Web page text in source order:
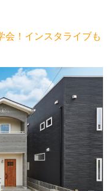
！インスタライブも